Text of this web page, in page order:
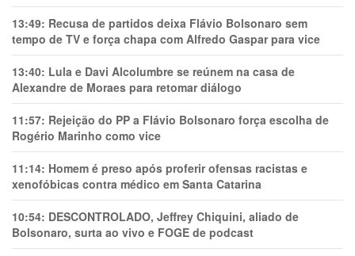
13:49: Recusa de partidos deixa Flávio Bolsonaro sem
tempo de TV e força chapa com Alfredo Gaspar para vice
13:40: Lula e Davi Alcolumbre se reúnem na casa de
Alexandre de Moraes para retomar diálogo
11:57: Rejeição do PP a Flávio Bolsonaro força escolha de
Rogério Marinho como vice
11:14: Homem é preso após proferir ofensas racistas e
xenofóbicas contra médico em Santa Catarina
10:54: DESCONTROLADO, Jeffrey Chiquini, aliado de
Bolsonaro, surta ao vivo e FOGE de podcast